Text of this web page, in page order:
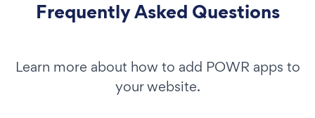
Frequently Asked Questions
Learn more about how to add POWR apps to
your website.